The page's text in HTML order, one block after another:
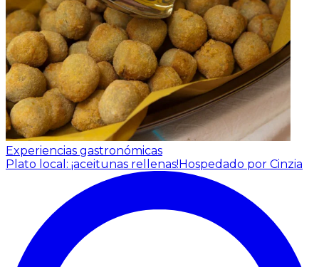
Experiencias gastronómicas
Plato local: ¡aceitunas rellenas!Hospedado por Cinzia